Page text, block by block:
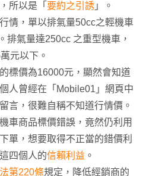
所以是「 要約之引誘 」。
情，單以排氣量50cc之輕機車
排氣量達250cc 之重型機車，
元以下。
標價為16000元，顯然會知道
人曾經在「Mobile01」網頁中
言，很難自稱不知道行情價。
車商品標價錯誤，竟然仍利用
單，想要取得不正當的錯價利
四個人的信賴利益 。
第220條規定，降低經銷商的